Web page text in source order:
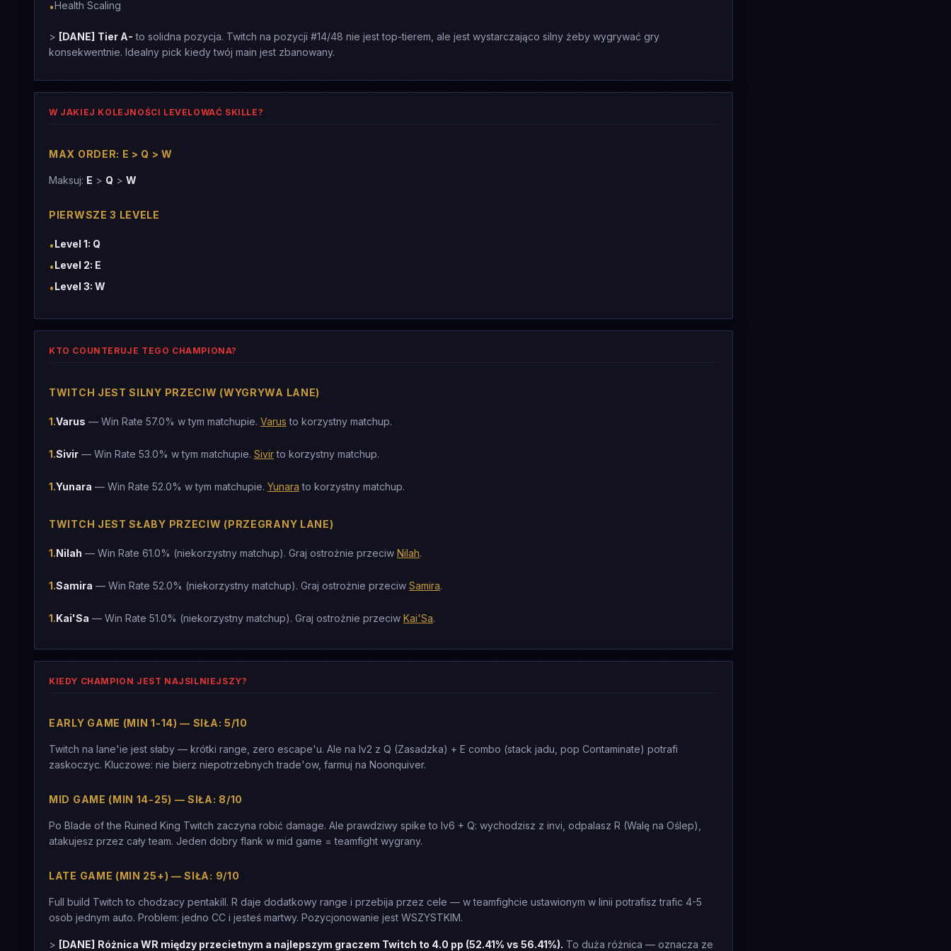
•Health Scaling
> [DANE] Tier A- to solidna pozycja. Twitch na pozycji #14/48 nie jest top-tierem, ale jest wystarczająco silny żeby wygrywać gry
konsekwentnie. Idealny pick kiedy twój main jest zbanowany.
W JAKIEJ KOLEJNOŚCI LEVELOWAĆ SKILLE?
MAX ORDER: E > Q > W
Maksuj: E > Q > W
PIERWSZE 3 LEVELE
•Level 1: Q
•Level 2: E
•Level 3: W
KTO COUNTERUJE TEGO CHAMPIONA?
TWITCH JEST SILNY PRZECIW (WYGRYWA LANE)
1.Varus — Win Rate 57.0% w tym matchupie. Varus to korzystny matchup.
1.Sivir — Win Rate 53.0% w tym matchupie. Sivirto korzystny matchup.
1.Yunara — Win Rate 52.0% w tym matchupie. Yunara to korzystny matchup.
TWITCH JEST SŁABY PRZECIW (PRZEGRANY LANE)
1.Nilah — Win Rate 61.0% (niekorzystny matchup). Graj ostrożnie przeciw Nilah.
1.Samira — Win Rate 52.0% (niekorzystny matchup). Graj ostrożnie przeciw Samira.
1.Kai'Sa — Win Rate 51.0% (niekorzystny matchup). Graj ostrożnie przeciw Kai'Sa.
KIEDY CHAMPION JEST NAJSILNIEJSZY?
EARLY GAME (MIN 1-14) — SIŁA: 5/10
Twitch na lane'ie jest słaby — krótki range, zero escape'u. Ale na lv2 z Q (Zasadzka) + E combo (stack jadu, pop Contaminate) potrafi
zaskoczyc. Kluczowe: nie bierz niepotrzebnych trade'ow, farmuj na Noonquiver.
MID GAME (MIN 14-25) — SIŁA: 8/10
Po Blade of the Ruined King Twitch zaczyna robić damage. Ale prawdziwy spike to lv6 + Q: wychodzisz z invi, odpalasz R (Walę na Oślep),
atakujesz przez cały team. Jeden dobry flank w mid game = teamfight wygrany.
LATE GAME (MIN 25+) — SIŁA: 9/10
Full build Twitch to chodzacy pentakill. R daje dodatkowy range i przebija przez cele — w teamfighcie ustawionym w linii potrafisz trafic 4-5
osob jednym auto. Problem: jedno CC i jesteś martwy. Pozycjonowanie jest WSZYSTKIM.
> [DANE] Różnica WR między przecietnym a najlepszym graczem Twitch to 4.0 pp (52.41% vs 56.41%). To duża różnica — oznacza ze